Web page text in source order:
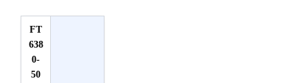
FT
638
0-
50